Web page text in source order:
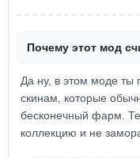
Почему этот мод
Да ну, в этом моде ты
скинам, которые
бесконечный фарм.
коллекцию и не